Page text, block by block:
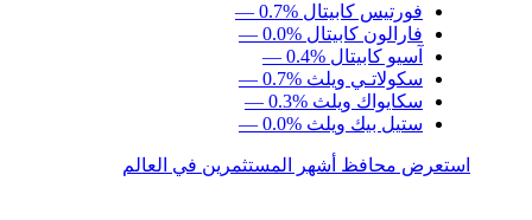
فورتيس كابيتال — 0.7%
فارالون كابيتال — 0.0%
آسيو كابيتال — 0.4%
سكولاتـي ويلث — 0.7%
سكايواك ويلث — 0.3%
ستيل بيك ويلث — 0.0%
استعرض محافظ أشهر المستثمرين في العالم